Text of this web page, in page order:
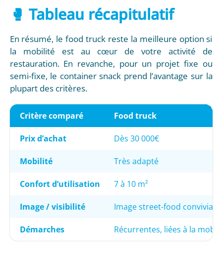
🥊 Tableau récapitulatif
En résumé, le food truck reste la meilleure option si
la mobilité est au cœur de votre activité de
restauration. En revanche, pour un projet fixe ou
semi-fixe, le container snack prend l’avantage sur la
plupart des critères.
Critère comparé Food truck
Prix d’achat Dès 30 000€
Mobilité Très adapté
Confort d’utilisation 7 à 10 m²
Image / visibilité Image street-food conviviale
Démarches Récurrentes, liées à la